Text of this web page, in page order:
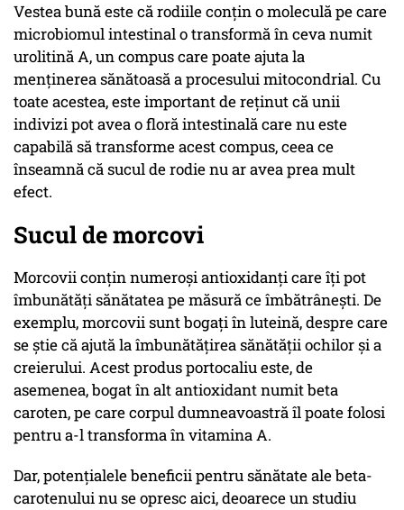
Vestea bună este că rodiile conțin o moleculă pe care
microbiomul intestinal o transformă în ceva numit
urolitină A, un compus care poate ajuta la
menținerea sănătoasă a procesului mitocondrial. Cu
toate acestea, este important de reținut că unii
indivizi pot avea o floră intestinală care nu este
capabilă să transforme acest compus, ceea ce
înseamnă că sucul de rodie nu ar avea prea mult
efect.
Sucul de morcovi
Morcovii conțin numeroși antioxidanți care îți pot
îmbunătăți sănătatea pe măsură ce îmbătrânești. De
exemplu, morcovii sunt bogați în luteină, despre care
se știe că ajută la îmbunătățirea sănătății ochilor și a
creierului. Acest produs portocaliu este, de
asemenea, bogat în alt antioxidant numit beta
caroten, pe care corpul dumneavoastră îl poate folosi
pentru a-l transforma în vitamina A.
Dar, potențialele beneficii pentru sănătate ale beta-
carotenului nu se opresc aici, deoarece un studiu